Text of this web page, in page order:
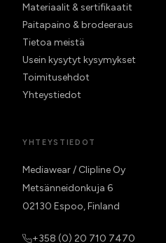
Materiaalit & sertifikaatit
Paitapaino & brodeeraus
Tietoa meistä
Usein kysytyt kysymykset
Toimitusehdot
Yhteystiedot
YHTEYSTIEDOT
Mediawear / Clipline Oy
Metsänneidonkuja 6
02130 Espoo, Finland
+358 (0) 20 710 7470